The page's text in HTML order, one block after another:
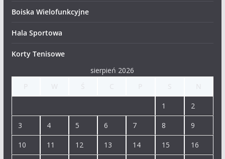
Boiska Wielofunkcyjne
Hala Sportowa
Korty Tenisowe
sierpień 2026
1 2
3 4 5 6 7 8 9
10 11 12 13 14 15 16